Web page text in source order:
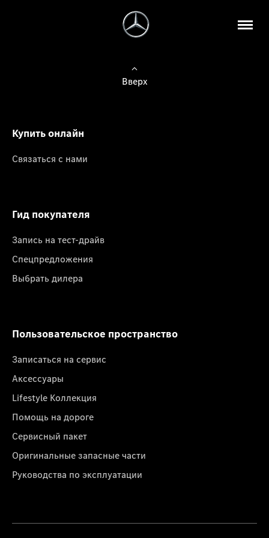
Вверх
Купить онлайн
Связаться с нами
Гид покупателя
Запись на тест-драйв
Спецпредложения
Выбрать дилера
Пользовательское пространство
Записаться на сервис
Аксессуары
Lifestyle Коллекция
Помощь на дороге
Сервисный пакет
Оригинальные запасные части
Руководства по эксплуатации